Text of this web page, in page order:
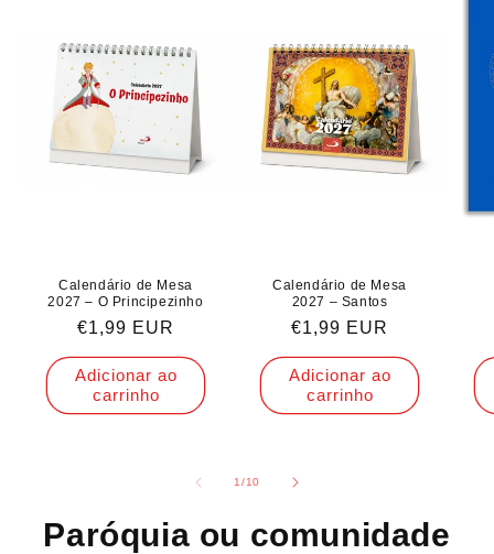
Calendário de Mesa
2027 – O Principezinho
Preço
normal
€1,99 EUR
Adicionar ao
carrinho
Calendário de Mesa
2027 – Santos
Preço
normal
€1,99 EUR
Adicionar ao
carrinho
1/de
10
Paróquia ou comunidade